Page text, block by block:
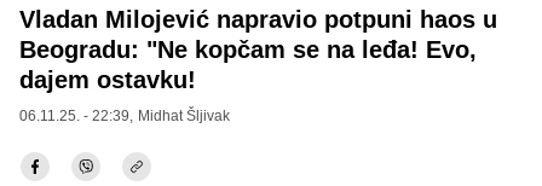
Vladan Milojević napravio potpuni haos u
Beogradu: "Ne kopčam se na leđa! Evo,
dajem ostavku!
06.11.25. - 22:39, Midhat Šljivak